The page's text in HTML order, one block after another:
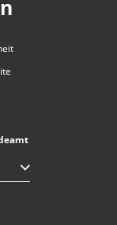
Schließzeiten
Von 08:00 bis 12:00 Uhr